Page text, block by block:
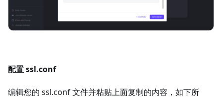
配置 ssl.conf
编辑您的 ssl.conf 文件并粘贴上面复制的内容，如下所